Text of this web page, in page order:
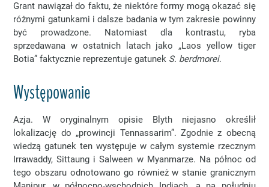
Grant nawiązał do faktu, że niektóre formy mogą okazać się
różnymi gatunkami i dalsze badania w tym zakresie powinny
być prowadzone. Natomiast dla kontrastu, ryba
sprzedawana w ostatnich latach jako „Laos yellow tiger
Botia” faktycznie reprezentuje gatunek S. berdmorei.
Występowanie
Azja. W oryginalnym opisie Blyth niejasno określił
lokalizację do „prowincji Tennassarim”. Zgodnie z obecną
wiedzą gatunek ten występuje w całym systemie rzecznym
Irrawaddy, Sittaung i Salween w Myanmarze. Na północ od
tego obszaru odnotowano go również w stanie granicznym